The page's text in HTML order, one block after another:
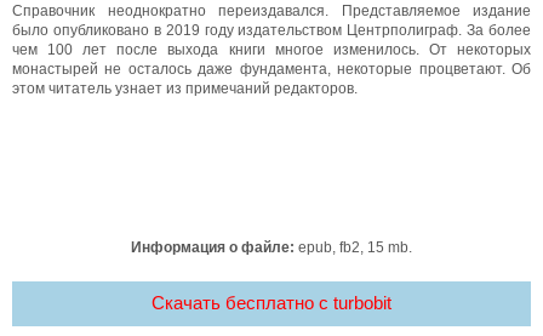
Справочник неоднократно переиздавался. Представляемое издание
было опубликовано в 2019 году издательством Центрполиграф. За более
чем 100 лет после выхода книги многое изменилось. От некоторых
монастырей не осталось даже фундамента, некоторые процветают. Об
этом читатель узнает из примечаний редакторов.
Информация о файле: epub, fb2, 15 mb.
Скачать бесплатно c turbobit